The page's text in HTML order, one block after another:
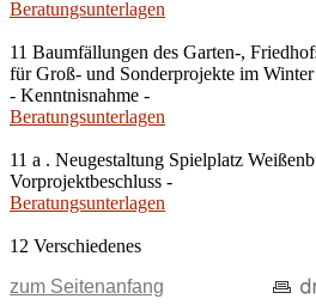
Beratungsunterlagen
11 Baumfällungen des Garten-,
für Groß- und Sonderprojekte im
- Kenntnisnahme -
Beratungsunterlagen
11 a . Neugestaltung Spielplatz
Vorprojektbeschluss -
Beratungsunterlagen
12 Verschiedenes
zum Seitenanfang